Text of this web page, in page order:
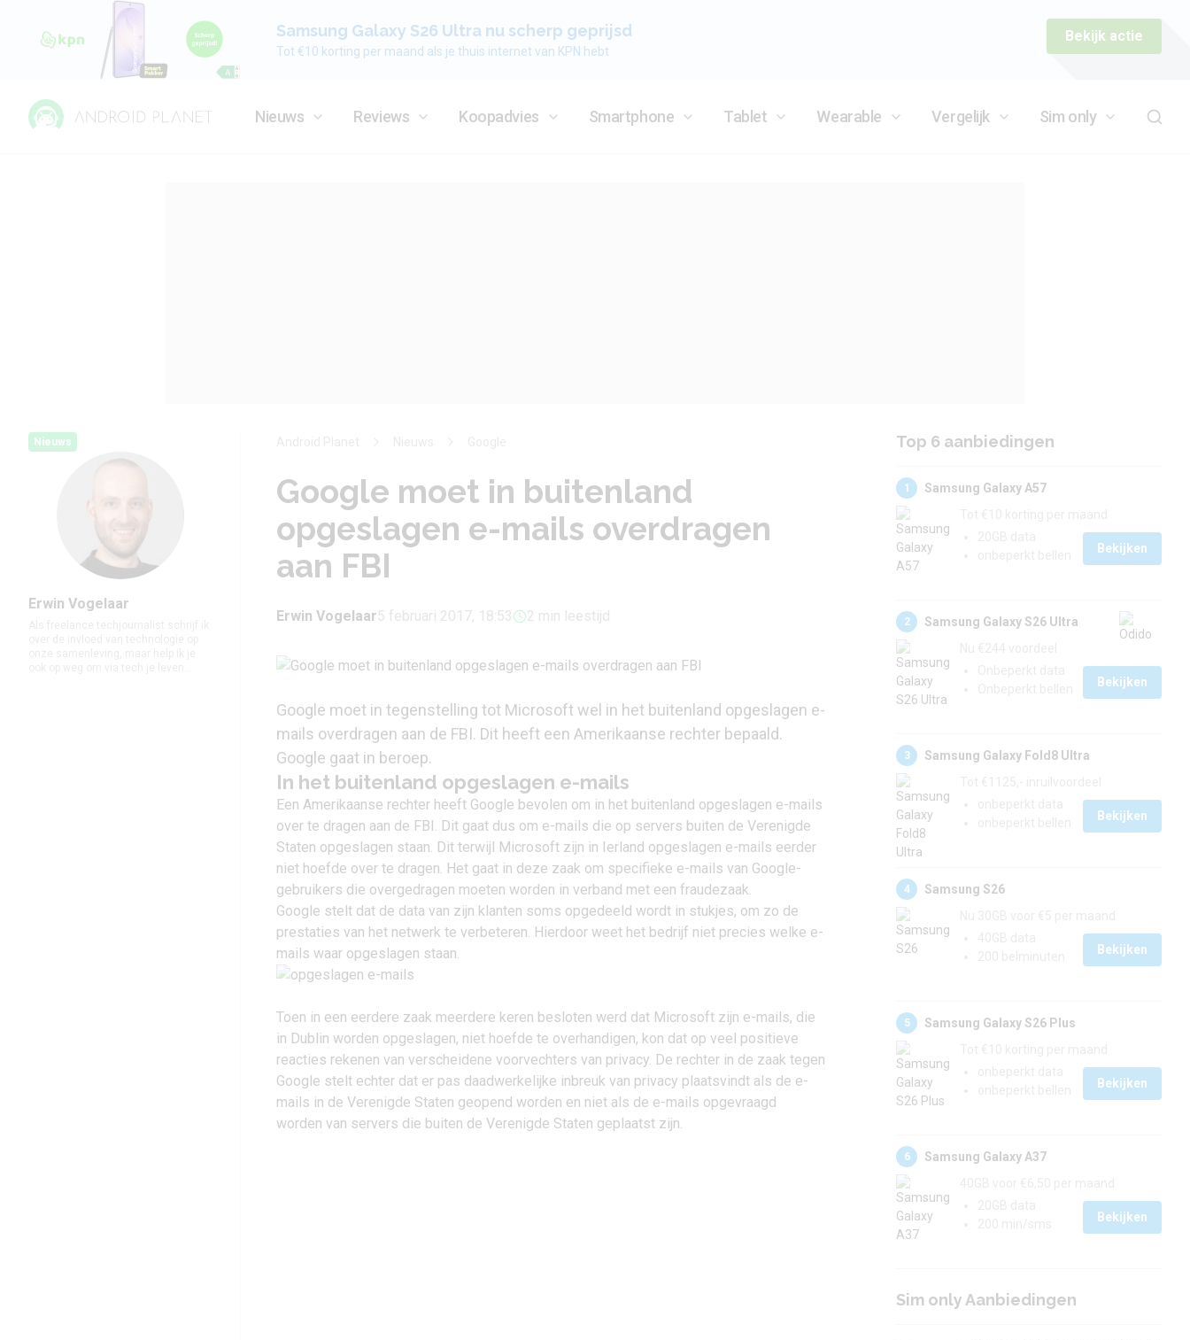
Samsung Galaxy S26 Ultra nu scherp geprijsd
Tot €10 korting per maand als je thuis internet van KPN hebt
Bekijk actie
Nieuws Reviews Koopadvies Smartphone Tablet Wearable Vergelijk Sim only
Nieuws
Erwin Vogelaar
Google moet in buitenland
opgeslagen e-mails overdragen
aan FBI
Erwin Vogelaar5 februari 2017, 18:53 2 min leestijd
Google moet in tegenstelling tot Microsoft wel in het buitenland opgeslagen e-
mails overdragen aan de FBI. Dit heeft een Amerikaanse rechter bepaald.
Google gaat in beroep.
In het buitenland opgeslagen e-mails
Een Amerikaanse rechter heeft Google bevolen om in het buitenland opgeslagen e-mails
over te dragen aan de FBI. Dit gaat dus om e-mails die op servers buiten de Verenigde
Staten opgeslagen staan. Dit terwijl Microsoft zijn in Ierland opgeslagen e-mails eerder
niet hoefde over te dragen. Het gaat in deze zaak om specifieke e-mails van Google-
gebruikers die overgedragen moeten worden in verband met een fraudezaak.
Google stelt dat de data van zijn klanten soms opgedeeld wordt in stukjes, om zo de
prestaties van het netwerk te verbeteren. Hierdoor weet het bedrijf niet precies welke e-
mails waar opgeslagen staan.
Toen in een eerdere zaak meerdere keren besloten werd dat Microsoft zijn e-mails, die
in Dublin worden opgeslagen, niet hoefde te overhandigen, kon dat op veel positieve
reacties rekenen van verscheidene voorvechters van privacy. De rechter in de zaak tegen
Google stelt echter dat er pas daadwerkelijke inbreuk van privacy plaatsvindt als de e-
mails in de Verenigde Staten geopend worden en niet als de e-mails opgevraagd
worden van servers die buiten de Verenigde Staten geplaatst zijn.
Top 6 aanbiedingen
1
Samsung Galaxy A57
Bekijken
2
Samsung Galaxy S26 Ultra
Bekijken
3
Samsung Galaxy Fold8 Ultra
Bekijken
4
Samsung S26
Bekijken
5
Samsung Galaxy S26 Plus
Bekijken
6
Samsung Galaxy A37
Bekijken
Sim only Aanbiedingen